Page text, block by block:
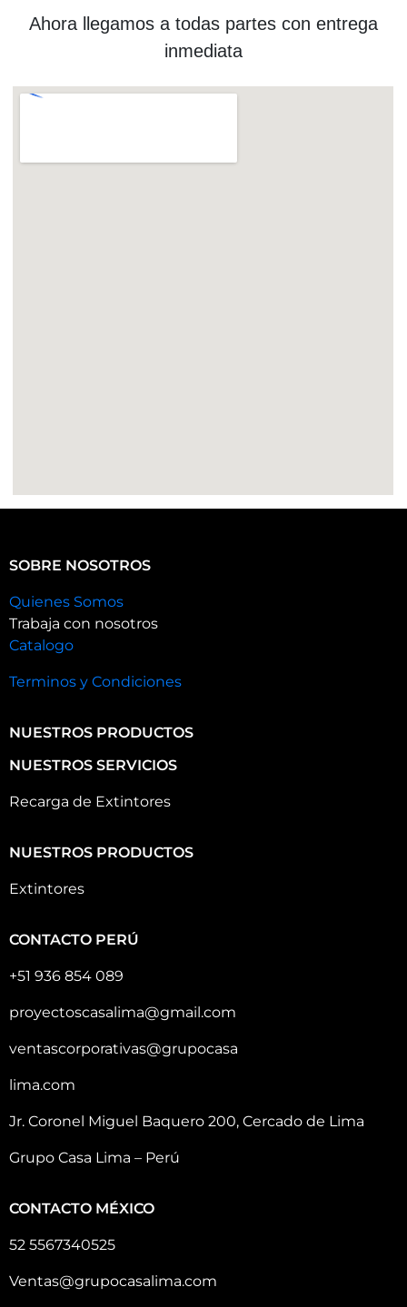
Ahora llegamos a todas partes con entrega
inmediata
SOBRE NOSOTROS
Quienes Somos
Trabaja con nosotros
Catalogo
Terminos y Condiciones
NUESTROS PRODUCTOS
NUESTROS SERVICIOS
Recarga de Extintores
NUESTROS PRODUCTOS
Extintores
CONTACTO PERÚ
+51 936 854 089
proyectoscasalima@gmail.com
ventascorporativas@grupocasa
lima.com
Jr. Coronel Miguel Baquero 200, Cercado de Lima
Grupo Casa Lima – Perú
CONTACTO MÉXICO
52 5567340525
Ventas@grupocasalima.com